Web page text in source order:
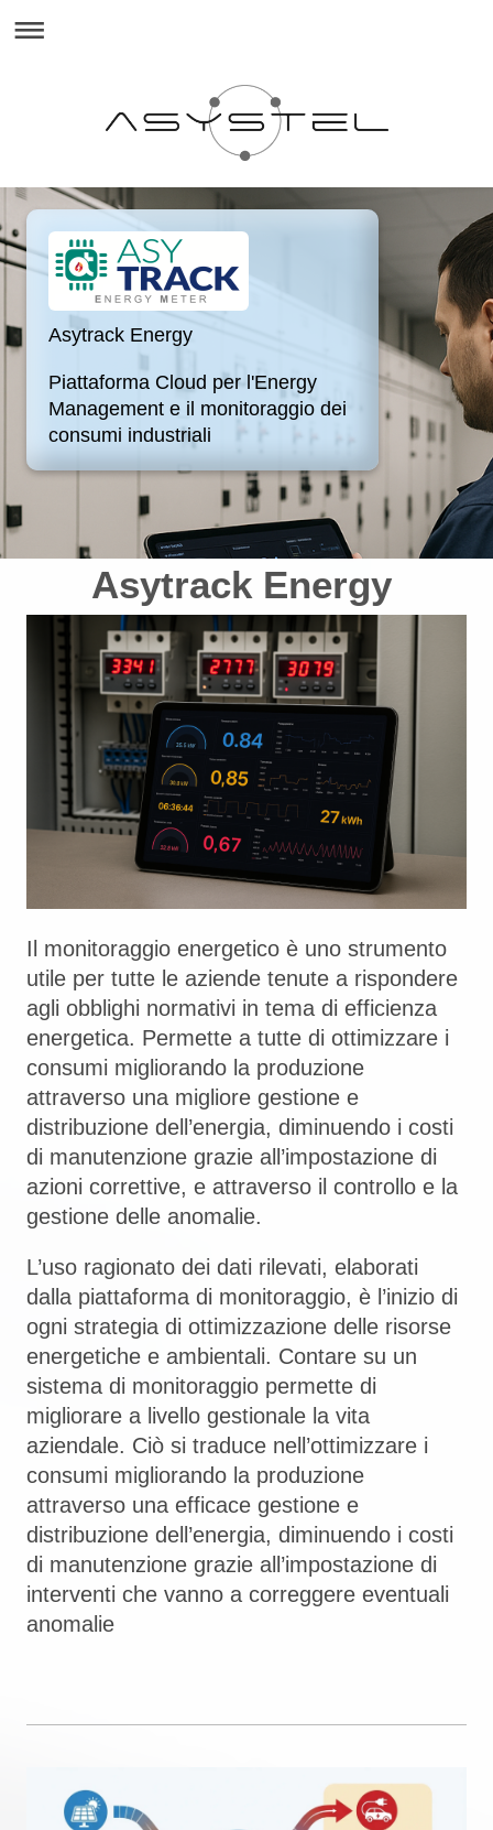
Asytrack Energy
Piattaforma Cloud per l'Energy
Management e il monitoraggio dei
consumi industriali
Asytrack Energy
Il monitoraggio energetico è uno strumento
utile per tutte le aziende tenute a rispondere
agli obblighi normativi in tema di efficienza
energetica. Permette a tutte di ottimizzare i
consumi migliorando la produzione
attraverso una migliore gestione e
distribuzione dell’energia, diminuendo i costi
di manutenzione grazie all’impostazione di
azioni correttive, e attraverso il controllo e la
gestione delle anomalie.
L’uso ragionato dei dati rilevati, elaborati
dalla piattaforma di monitoraggio, è l’inizio di
ogni strategia di ottimizzazione delle risorse
energetiche e ambientali. Contare su un
sistema di monitoraggio permette di
migliorare a livello gestionale la vita
aziendale. Ciò si traduce nell’ottimizzare i
consumi migliorando la produzione
attraverso una efficace gestione e
distribuzione dell’energia, diminuendo i costi
di manutenzione grazie all’impostazione di
interventi che vanno a correggere eventuali
anomalie